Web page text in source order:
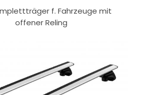
f. Fahrzeuge mit
offener Reling